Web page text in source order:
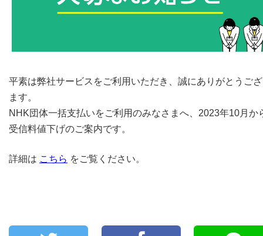
平素は弊社サービスをご利用いただき、誠にありがとうご
ます。
NHK団体一括支払いをご利用のみなさまへ、2023年10月か
受信料値下げのご案内です。
詳細は こちら をご覧ください。